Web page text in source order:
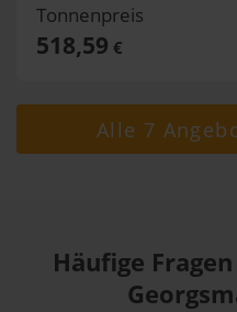
Tonnenpreis
518,59 €
Alle 7
Häufige